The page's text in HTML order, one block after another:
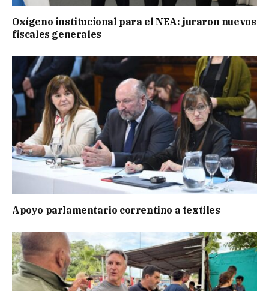
Oxígeno institucional para el NEA: juraron nuevos
fiscales generales
Apoyo parlamentario correntino a textiles